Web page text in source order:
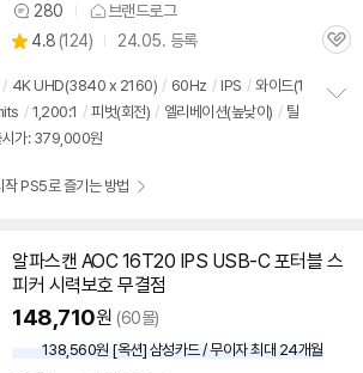
상
품
견
280 브랜드로그
별
점
4.8 (상
리
뷰
124) 24.05. 등록
관
/ 4K UHD(3840 x 2160) / 60Hz / IPS / 와이드(1
/ 1,200:1 / 피벗(회전) / 엘리베이션(높낮이) / 틸
시가: 379,000원
PS5로 즐기는 방법
알파스캔 AOC 16T20 IPS USB-C 포터블 스
피커 시력보호 무결점
148,710원 (60몰)
138,560원 [옥션] 삼성카드 / 무이자 최대 24개월